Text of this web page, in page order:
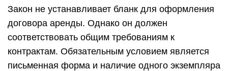
Закон не устанавливает бланк для оформления
договора аренды. Однако он должен
соответствовать общим требованиям к
контрактам. Обязательным условием является
письменная форма и наличие одного экземпляра